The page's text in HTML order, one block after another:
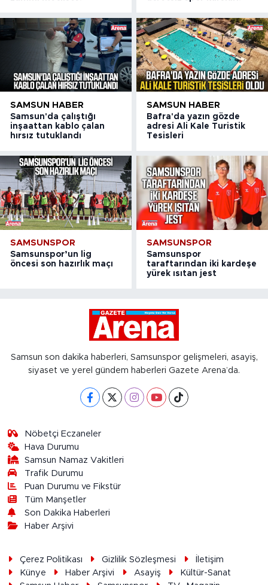
SAMSUN HABER
Samsun'da çalıştığı
inşaattan kablo çalan
hırsız tutuklandı
SAMSUN HABER
Bafra'da yazın gözde
adresi Ali Kale Turistik
Tesisleri
SAMSUNSPOR
Samsunspor’un lig
öncesi son hazırlık maçı
SAMSUNSPOR
Samsunspor
taraftarından iki kardeşe
yürek ısıtan jest
Samsun son dakika haberleri, Samsunspor gelişmeleri, asayiş,
siyaset ve yerel gündem haberleri Gazete Arena’da.
Nöbetçi Eczaneler
Hava Durumu
Samsun Namaz Vakitleri
Trafik Durumu
Puan Durumu ve Fikstür
Tüm Manşetler
Son Dakika Haberleri
Haber Arşivi
Çerez Politikası Gizlilik Sözleşmesi
İletişim
Künye
Haber Arşivi Asayiş
Kültür-Sanat